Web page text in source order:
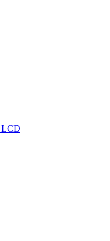
LCD